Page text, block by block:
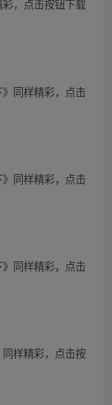
，点击按钮下载
同样精彩，点击
同样精彩，点击
同样精彩，点击
样精彩，点击按